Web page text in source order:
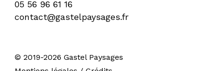
05 56 96 61 16
contact@gastelpaysages.fr
© 2019-2026 Gastel Paysages